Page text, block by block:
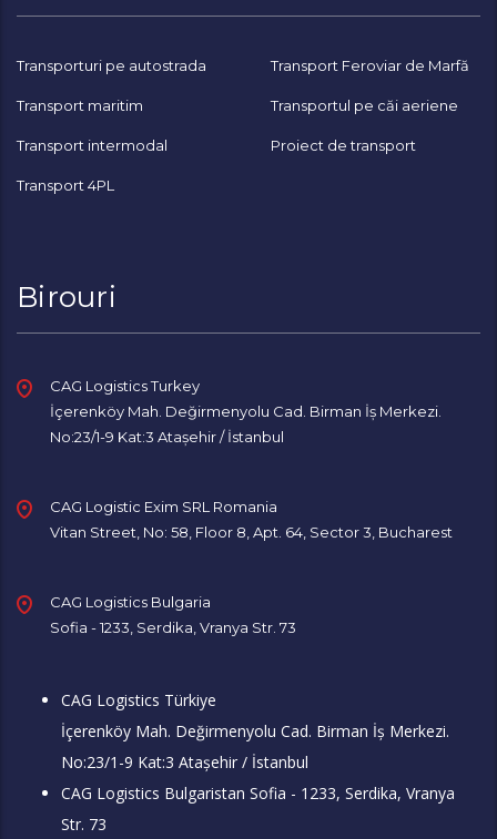
Transporturi pe autostrada Transport Feroviar de Marfă
Transport maritim Transportul pe căi aeriene
Transport intermodal Proiect de transport
Transport 4PL
Birouri
CAG Logistics Turkey
İçerenköy Mah. Değirmenyolu Cad. Birman İş Merkezi.
No:23/1-9 Kat:3 Ataşehir / İstanbul
CAG Logistic Exim SRL Romania
Vitan Street, No: 58, Floor 8, Apt. 64, Sector 3, Bucharest
CAG Logistics Bulgaria
Sofia - 1233, Serdika, Vranya Str. 73
CAG Logistics Türkiye
İçerenköy Mah. Değirmenyolu Cad. Birman İş Merkezi.
No:23/1-9 Kat:3 Ataşehir / İstanbul
CAG Logistics Bulgaristan Sofia - 1233, Serdika, Vranya
Str. 73